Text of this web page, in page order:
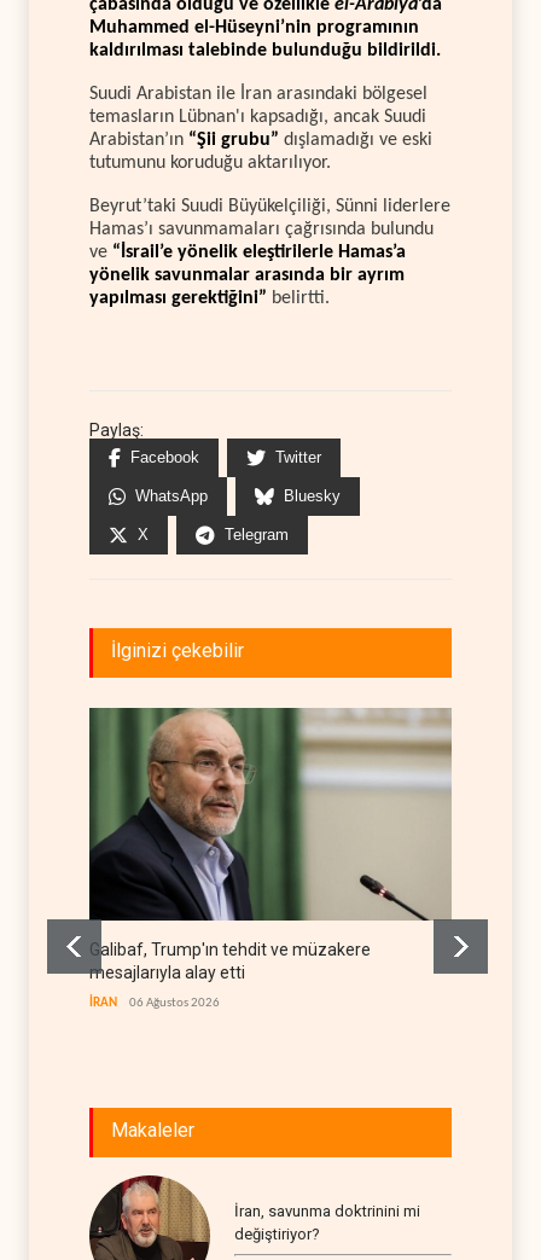
çabasında olduğu ve özellikle el-Arabiya’da
Muhammed el-Hüseyni’nin programının
kaldırılması talebinde bulunduğu bildirildi.
Suudi Arabistan ile İran arasındaki bölgesel
temasların Lübnan'ı kapsadığı, ancak Suudi
Arabistan’ın “Şii grubu” dışlamadığı ve eski
tutumunu koruduğu aktarılıyor.
Beyrut’taki Suudi Büyükelçiliği, Sünni liderlere
Hamas’ı savunmamaları çağrısında bulundu
ve “İsrail’e yönelik eleştirilerle Hamas’a
yönelik savunmalar arasında bir ayrım
yapılması gerektiğini” belirtti.
Paylaş:
Facebook Twitter
WhatsApp Bluesky
X Telegram
İlginizi çekebilir
Galibaf, Trump'ın tehdit ve müzakere
mesajlarıyla alay etti
İRAN 06 Ağustos 2026
Makaleler
İran, savunma doktrinini mi
değiştiriyor?